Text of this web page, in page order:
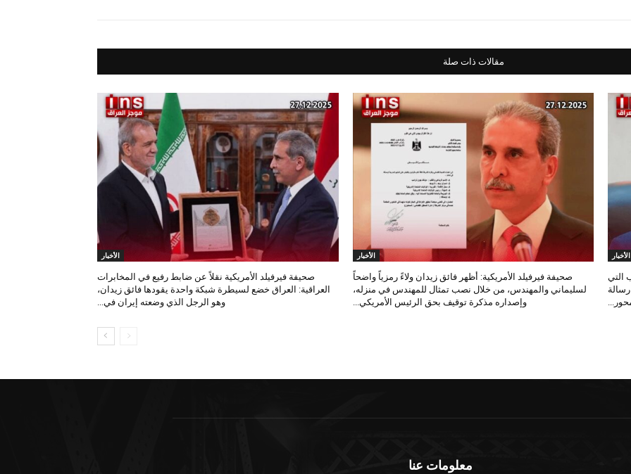
مقالات ذات صلة
الأخبار
التي
الأخبار
صحيفة فيرفيلد الأمريكية: أظهر فائق زيدان ولاءً رمزياً واضحاً
لسليماني والمهندس، من خلال نصب تمثال للمهندس في منزله،
وإصداره مذكرة توقيف بحق الرئيس الأمريكي...
الأخبار
صحيفة فيرفيلد الأمريكية نقلاً عن ضابط رفيع في المخابرات
العراقية: العراق خضع لسيطرة شبكة واحدة يقودها فائق زيدان،
وهو الرجل الذي وضعته إيران في...
معلومات عنا